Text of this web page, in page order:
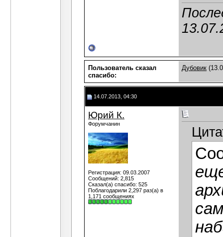
Пользователь сказал
cпасибо:
Дубовик
14.07.2013, 04:30
Юрий К.
Форумчанин
Регистрация: 09.03.2007
Сообщений: 2,815
Сказал(а) спасибо: 525
Поблагодарили 2,297 раз(а) в
1,171 сообщениях